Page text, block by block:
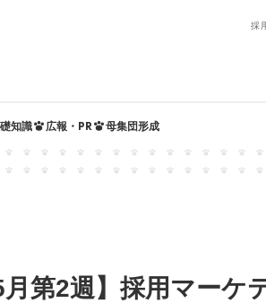
採
知識 広報・PR 母集団形成
月第2週】採用マーケ